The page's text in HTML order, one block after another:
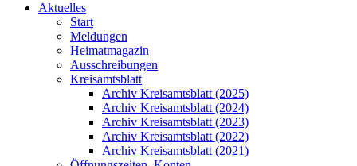
Aktuelles
Start
Meldungen
Heimatmagazin
Ausschreibungen
Kreisamtsblatt
Archiv Kreisamtsblatt (2025)
Archiv Kreisamtsblatt (2024)
Archiv Kreisamtsblatt (2023)
Archiv Kreisamtsblatt (2022)
Archiv Kreisamtsblatt (2021)